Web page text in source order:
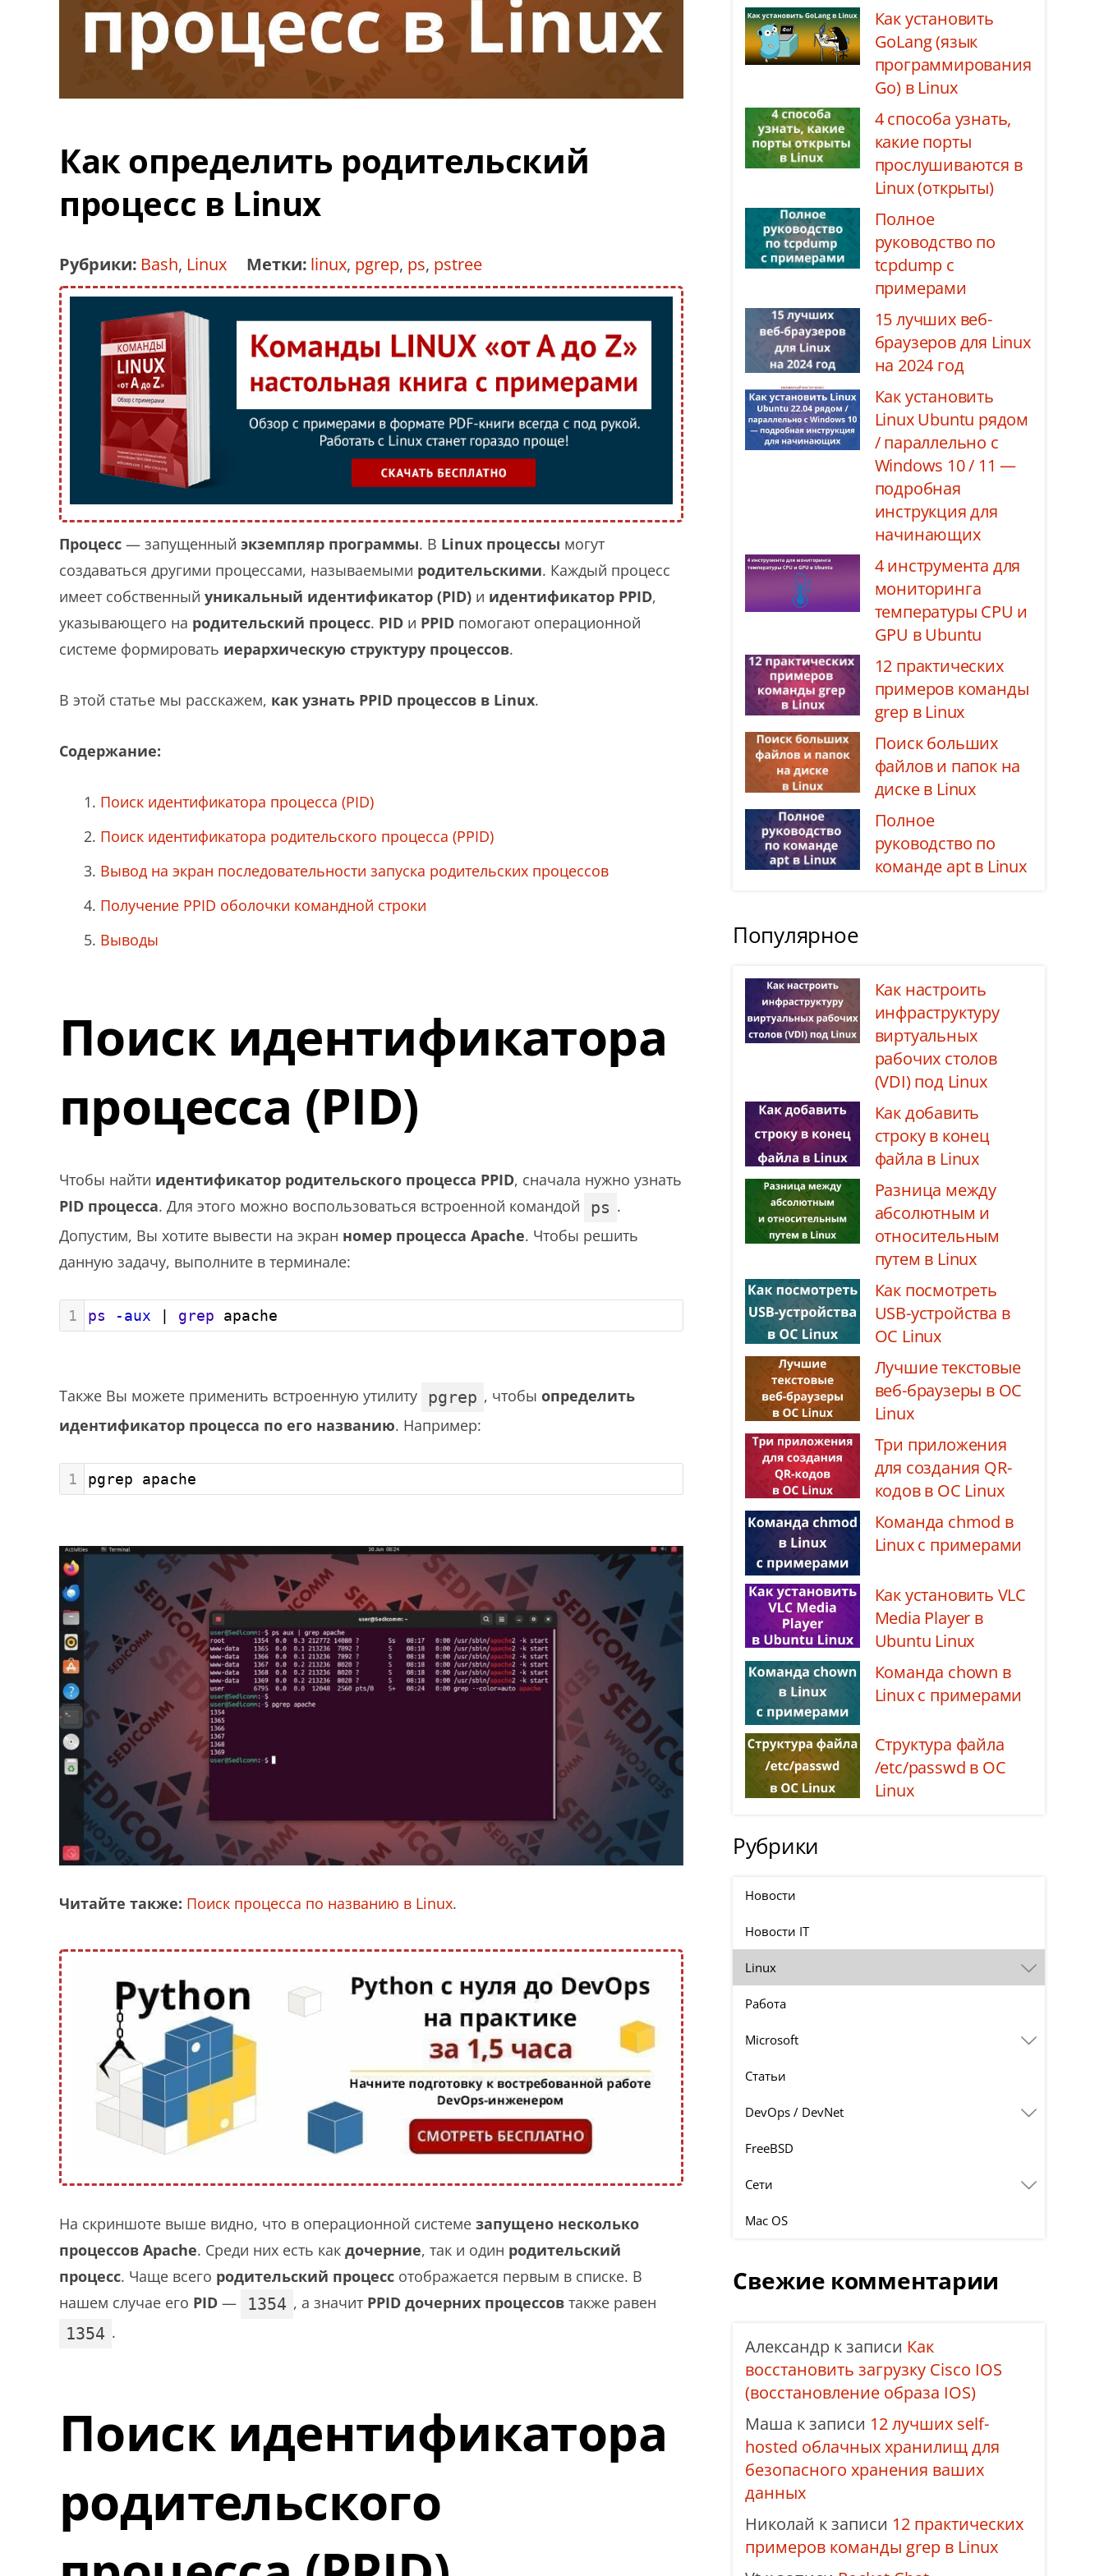
Как определить родительский
процесс в Linux
Рубрики: Bash, Linux Метки: linux, pgrep, ps, pstree
Процесс — запущенный экземпляр программы. В Linux процессы могут
создаваться другими процессами, называемыми родительскими. Каждый процесс
имеет собственный уникальный идентификатор (PID) и идентификатор PPID,
указывающего на родительский процесс. PID и PPID помогают операционной
системе формировать иерархическую структуру процессов.
В этой статье мы расскажем, как узнать PPID процессов в Linux.
Содержание:
Поиск идентификатора процесса (PID)
Поиск идентификатора родительского процесса (PPID)
Вывод на экран последовательности запуска родительских процессов
Получение PPID оболочки командной строки
Выводы
Поиск идентификатора
процесса (PID)
Чтобы найти идентификатор родительского процесса PPID, сначала нужно узнать
PID процесса. Для этого можно воспользоваться встроенной командой ps .
Допустим, Вы хотите вывести на экран номер процесса Apache. Чтобы решить
данную задачу, выполните в терминале:
1 ps -aux | grep apache
Также Вы можете применить встроенную утилиту pgrep , чтобы определить
идентификатор процесса по его названию. Например:
1 pgrep apache
Читайте также: Поиск процесса по названию в Linux.
На скриншоте выше видно, что в операционной системе запущено несколько
процессов Apache. Среди них есть как дочерние, так и один родительский
процесс. Чаще всего родительский процесс отображается первым в списке. В
нашем случае его PID — 1354 , а значит PPID дочерних процессов также равен
1354 .
Поиск идентификатора
родительского
Как установить
GoLang (язык
программирования
Go) в Linux
4 способа узнать,
какие порты
прослушиваются в
Linux (открыты)
Полное
руководство по
tcpdump с
примерами
15 лучших веб-
браузеров для Linux
на 2024 год
Как установить
Linux Ubuntu рядом
/ параллельно с
Windows 10 / 11 —
подробная
инструкция для
начинающих
4 инструмента для
мониторинга
температуры CPU и
GPU в Ubuntu
12 практических
примеров команды
grep в Linux
Поиск больших
файлов и папок на
диске в Linux
Полное
руководство по
команде apt в Linux
Популярное
Как настроить
инфраструктуру
виртуальных
рабочих столов
(VDI) под Linux
Как добавить
строку в конец
файла в Linux
Разница между
абсолютным и
относительным
путем в Linux
Как посмотреть
USB-устройства в
ОС Linux
Лучшие текстовые
веб-браузеры в ОС
Linux
Три приложения
для создания QR-
кодов в ОС Linux
Команда chmod в
Linux с примерами
Как установить VLC
Media Player в
Ubuntu Linux
Команда chown в
Linux с примерами
Структура файла
/etc/passwd в ОС
Linux
Рубрики
Новости
Новости IT
Linux
Работа
Microsoft
Статьи
DevOps / DevNet
FreeBSD
Сети
Mac OS
Свежие комментарии
Александр к записи Как
восстановить загрузку Cisco IOS
(восстановление образа IOS)
Маша к записи 12 лучших self-
hosted облачных хранилищ для
безопасного хранения ваших
данных
Николай к записи 12 практических
примеров команды grep в Linux